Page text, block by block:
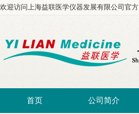
欢迎访问上海益联医学仪器发展有限公司官
首页 公司简介